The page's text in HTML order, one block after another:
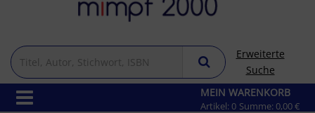
Erweiterte
Suche
MEIN WARENKORB
Artikel: 0 Summe: 0,00 €